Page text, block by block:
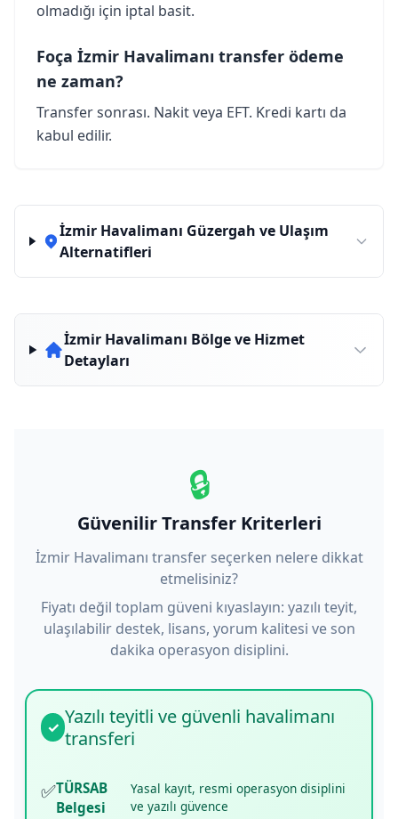
olmadığı için iptal basit.
Foça İzmir Havalimanı transfer ödeme
ne zaman?
Transfer sonrası. Nakit veya EFT. Kredi kartı da
kabul edilir.
İzmir Havalimanı Güzergah ve Ulaşım
Alternatifleri
İzmir Havalimanı Bölge ve Hizmet
Detayları
🔒
Güvenilir Transfer Kriterleri
İzmir Havalimanı transfer seçerken nelere dikkat
etmelisiniz?
Fiyatı değil toplam güveni kıyaslayın: yazılı teyit,
ulaşılabilir destek, lisans, yorum kalitesi ve son
dakika operasyon disiplini.
✓ Yazılı teyitli ve güvenli havalimanı
transferi
✅TÜRSAB
Belgesi
Yasal kayıt, resmi operasyon disiplini
ve yazılı güvence